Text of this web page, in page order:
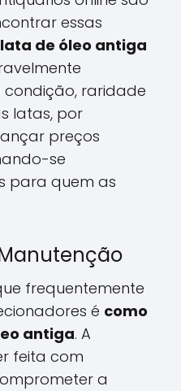
essas
de óleo antiga
raridade
latas, por
preços
se
para quem as
frequentemente
é como
antiga. A
feita com
a